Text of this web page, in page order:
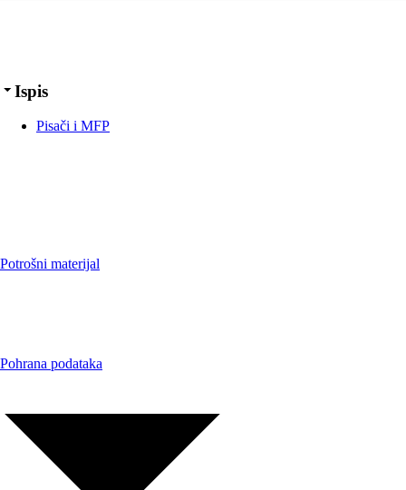
Potrošni materijal
Pohrana podataka
Ispis
Pisači i MFP